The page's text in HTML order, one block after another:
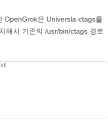
OpenGrok은 Universla-ctags를
해서 기존의 /usr/bin/ctags 경로